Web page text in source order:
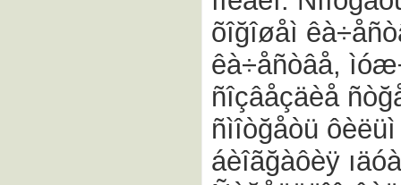
õîğîøåì
êà÷åñòâå,
ñîçâåçäèå
ñìîòğåòü
áèîãğàôèÿ